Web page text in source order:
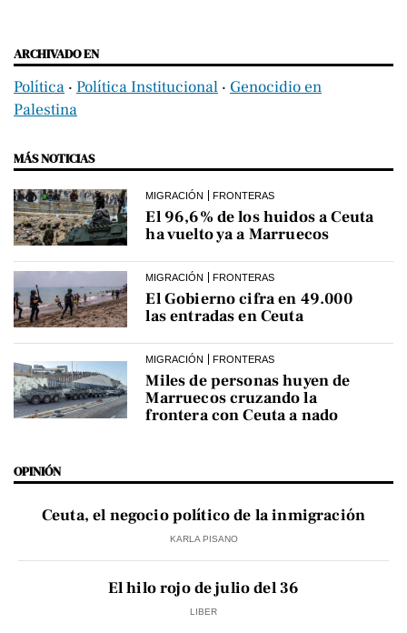
ARCHIVADO EN
Política ‧ Política Institucional ‧ Genocidio en
Palestina
MÁS NOTICIAS
MIGRACIÓN FRONTERAS
El 96,6% de los huidos a Ceuta
ha vuelto ya a Marruecos
MIGRACIÓN FRONTERAS
El Gobierno cifra en 49.000
las entradas en Ceuta
MIGRACIÓN FRONTERAS
Miles de personas huyen de
Marruecos cruzando la
frontera con Ceuta a nado
OPINIÓN
Ceuta, el negocio político de la inmigración
KARLA PISANO
El hilo rojo de julio del 36
LIBER